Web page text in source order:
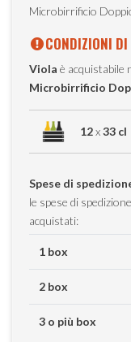
Microbirrificio
CONDIZIONI
Viola è acquistabile
Microbirrificio
12x33 cl
Spese di
le spese di
acquistati:
1 box
2 box
3 o più box